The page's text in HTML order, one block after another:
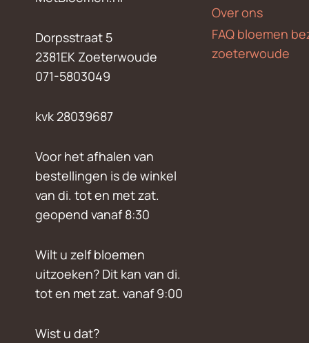
Dorpsstraat 5
2381EK Zoeterwoude
071-5803049
kvk 28039687
Voor het afhalen van
bestellingen is de winkel
van di. tot en met zat.
geopend vanaf 8:30
Wilt u zelf bloemen
uitzoeken? Dit kan van di.
tot en met zat. vanaf 9:00
Wist u dat?
Over ons
FAQ bloemen
zoeterwoude